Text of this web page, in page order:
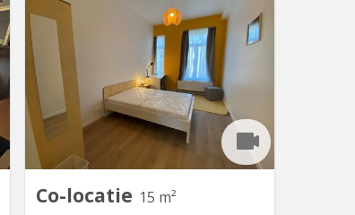
Co-locatie 15 m²
🏠Chambre 5 Flagey, elle se situe au
70 avenue de la couronne à Ixelles.
C’est une grande maison de dix
chambres aussi, avec cuisine partagée
et les armoires avec frigo, coin salon +
tv, salle de sport, buanderie, espace de
coworking . Il y a aussi un beau jardin
et la maison est à proximité des...